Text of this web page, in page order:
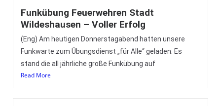
Funkübung Feuerwehren Stadt
Wildeshausen – Voller Erfolg
(Eng) Am heutigen Donnerstagabend hatten unsere
Funkwarte zum Übungsdienst „für Alle“ geladen. Es
stand die all jährliche große Funkübung auf
Read More